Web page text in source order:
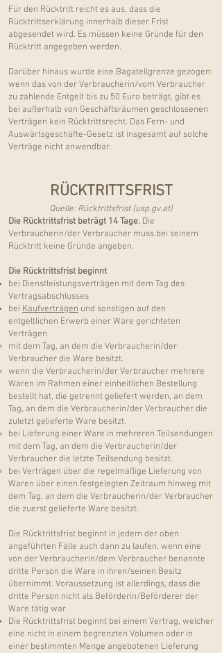
Für den Rücktritt reicht es aus, dass die
Rücktrittserklärung innerhalb dieser Frist
abgesendet wird. Es müssen keine Gründe für den
Rücktritt angegeben werden.
Darüber hinaus wurde eine Bagatellgrenze gezogen:
wenn das von der Verbraucherin/vom Verbraucher
zu zahlende Entgelt bis zu 50 Euro beträgt, gibt es
bei außerhalb von Geschäftsräumen geschlossenen
Verträgen kein Rücktrittsrecht. Das Fern- und
Auswärtsgeschäfte-Gesetz ist insgesamt auf solche
Verträge nicht anwendbar.
RÜCKTRITTSFRIST
Quelle:Rücktrittsfrist (usp.gv.at)
Die Rücktrittsfrist beträgt 14 Tage. Die
Verbraucherin/der Verbraucher muss bei seinem
Rücktritt keine Gründe angeben.
Die Rücktrittsfrist beginnt
bei Dienstleistungsverträgen mit dem Tag des
Vertragsabschlusses
bei Kaufverträgen und sonstigen auf den
entgeltlichen Erwerb einer Ware gerichteten
Verträgen
mit dem Tag, an dem die Verbraucherin/der
Verbraucher die Ware besitzt.
wenn die Verbraucherin/der Verbraucher mehrere
Waren im Rahmen einer einheitlichen Bestellung
bestellt hat, die getrennt geliefert werden, an dem
Tag, an dem die Verbraucherin/der Verbraucher die
zuletzt gelieferte Ware besitzt.
bei Lieferung einer Ware in mehreren Teilsendungen
mit dem Tag, an dem die Verbraucherin/der
Verbraucher die letzte Teilsendung besitzt.
bei Verträgen über die regelmäßige Lieferung von
Waren über einen festgelegten Zeitraum hinweg mit
dem Tag, an dem die Verbraucherin/der Verbraucher
die zuerst gelieferte Ware besitzt.
Die Rücktrittsfrist beginnt in jedem der oben
angeführten Fälle auch dann zu laufen, wenn eine
von der Verbraucherin/dem Verbraucher benannte
dritte Person die Ware in ihren/seinen Besitz
übernimmt. Voraussetzung ist allerdings, dass die
dritte Person nicht als Beförderin/Beförderer der
Ware tätig war.
Die Rücktrittsfrist beginnt bei einem Vertrag, welcher
eine nicht in einem begrenzten Volumen oder in
einer bestimmten Menge angebotenen Lieferung